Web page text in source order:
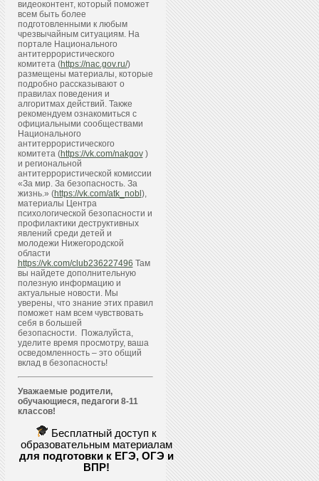
видеоконтент, который поможет
всем быть более
подготовленными к любым
чрезвычайным ситуациям. На
портале Национального
антитеррористического
комитета (https://nac.gov.ru/)
размещены материалы, которые
подробно рассказывают о
правилах поведения и
алгоритмах действий. Также
рекомендуем ознакомиться с
официальными сообществами
Национального
антитеррористического
комитета (https://vk.com/nakgov)
и региональной
антитеррористической комиссии
«За мир. За безопасность. За
жизнь.» (https://vk.com/atk_nobl ),
материалы Центра
психологической безопасности и
профилактики деструктивных
явлений среди детей и
молодежи Нижегородской
области
https://vk.com/club236227496 Там
вы найдете дополнительную
полезную информацию и
актуальные новости. Мы
уверены, что знание этих правил
поможет нам всем чувствовать
себя в большей
безопасности. Пожалуйста,
уделите время просмотру, ваша
осведомленность – это общий
вклад в безопасность!
Уважаемые родители,
обучающиеся, педагоги 8-11
классов!
Бесплатный доступ к
образовательным материалам
для подготовки к ЕГЭ, ОГЭ и
ВПР!